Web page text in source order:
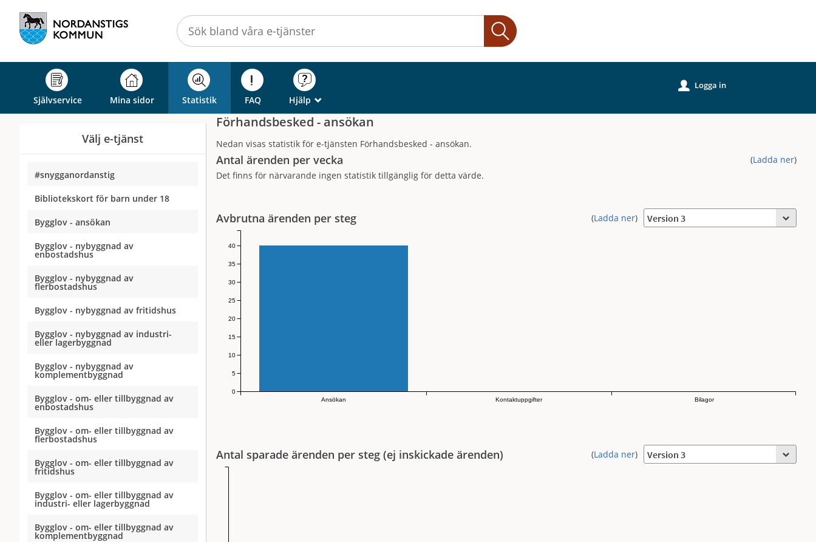
självservice
-
Nordanstigs
kommunSjälvservice Mina sidor Statistik FAQ Hjälp _
u Logga in
Välj e-tjänst
#snygganordanstig
Bibliotekskort för barn under 18
Bygglov - ansökan
Bygglov - nybyggnad av
enbostadshus
Bygglov - nybyggnad av
flerbostadshus
Bygglov - nybyggnad av fritidshus
Bygglov - nybyggnad av industri-
eller lagerbyggnad
Bygglov - nybyggnad av
komplementbyggnad
Bygglov - om- eller tillbyggnad av
enbostadshus
Bygglov - om- eller tillbyggnad av
flerbostadshus
Bygglov - om- eller tillbyggnad av
fritidshus
Bygglov - om- eller tillbyggnad av
industri- eller lagerbyggnad
Bygglov - om- eller tillbyggnad av
komplementbyggnad
Förhandsbesked - ansökan
Nedan visas statistik för e-tjänsten Förhandsbesked - ansökan.
Antal ärenden per vecka (Ladda ner)
Det finns för närvarande ingen statistik tillgänglig för detta värde.
Avbrutna ärenden per steg (Ladda ner)
Ansökan Kontaktuppgifter Bilagor
0
5
10
15
20
25
30
35
40
Antal sparade ärenden per steg (ej inskickade ärenden) (Ladda ner)